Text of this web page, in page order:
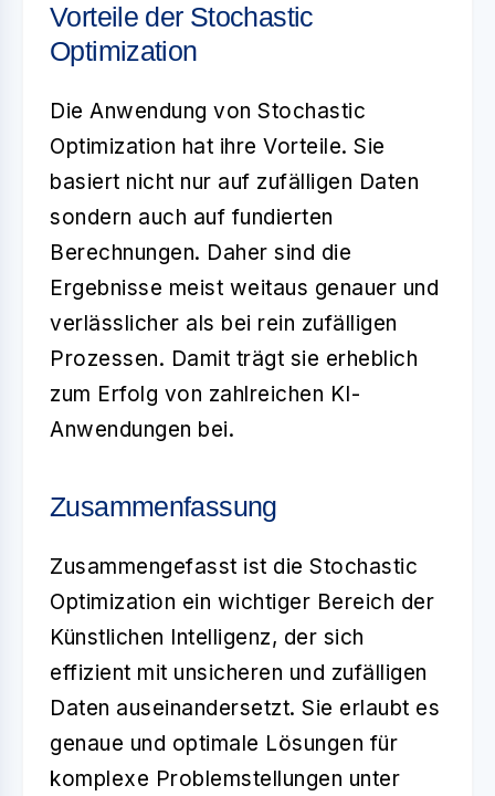
Vorteile der Stochastic
Optimization
Die Anwendung von Stochastic
Optimization hat ihre Vorteile. Sie
basiert nicht nur auf zufälligen Daten
sondern auch auf fundierten
Berechnungen. Daher sind die
Ergebnisse meist weitaus genauer und
verlässlicher als bei rein zufälligen
Prozessen. Damit trägt sie erheblich
zum Erfolg von zahlreichen KI-
Anwendungen bei.
Zusammenfassung
Zusammengefasst ist die Stochastic
Optimization ein wichtiger Bereich der
Künstlichen Intelligenz, der sich
effizient mit unsicheren und zufälligen
Daten auseinandersetzt. Sie erlaubt es
genaue und optimale Lösungen für
komplexe Problemstellungen unter